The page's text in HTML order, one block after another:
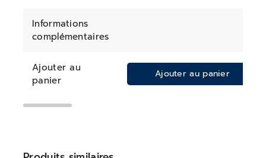
Informations
complémentaires
Ajouter au
panier
Ajouter au panier